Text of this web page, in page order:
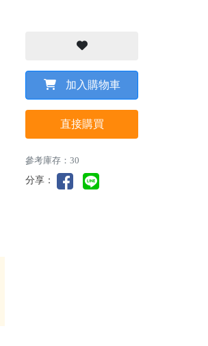
加入購物車
直接購買
參考庫存：30
分享：